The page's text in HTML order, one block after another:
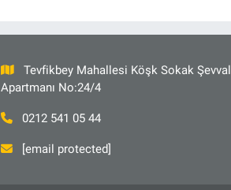
Tevfikbey Mahallesi Köşk Sokak Şevval
Apartmanı No:24/4
0212 541 05 44
[email protected]